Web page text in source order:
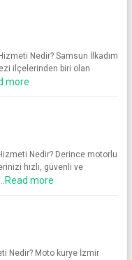
Nedir? Samsun İlkadım
ilçelerinden biri olan
more
Nedir? Derince motorlu
hızlı, güvenli ve
Read more
Nedir? Moto kurye İzmir